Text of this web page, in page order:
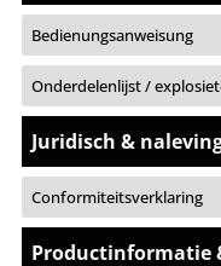
Bedienungsanweisung
Onderdelenlijst /
Juridisch &
Conformiteitsverklaring
Productinformatie